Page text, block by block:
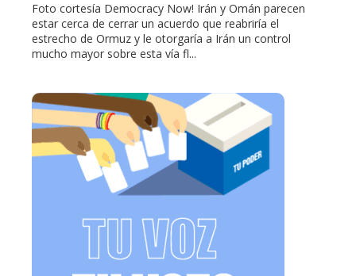
Foto cortesía Democracy Now! Irán y Omán parecen
estar cerca de cerrar un acuerdo que reabriría el
estrecho de Ormuz y le otorgaría a Irán un control
mucho mayor sobre esta vía fl...